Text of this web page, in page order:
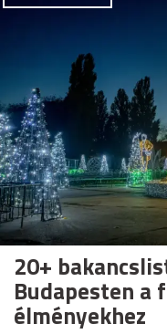
20+
Budapesten
élményekhez